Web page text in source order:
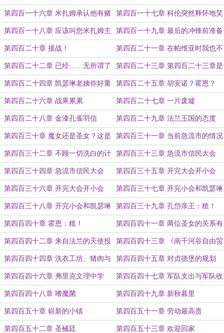
点不就行了
第四百一十六章 米扎姆承认他有赌
的成分
第四百一十七章 科伦突然释怀地笑
第四百一十八章 应该叫您米扎姆主
教
第四百一十九章 最后的冲锋前准备
第四百二十章 接战！ 第四百二十一章 在帕维亚时我也不
曾怕过
第四百二十二章 已经……无所谓了 第四百二十三章 第四百二十三章是
第四百二十三章！
第四百二十四章 凯瑟琳老姨你好重
啊
第四百二十五章 胡安诺？霍恩？
第四百二十六章 战果累累 第四百二十七章 一片废墟
第四百二十八章 金漆孔雀羽信 第四百二十九章 法兰王国的态度
第四百三十章 魔女还是圣女？这是
一个问题。
第四百三十一章 当前急流市的情况
第四百三十二章 不顾一切洗白的计
划真的很迷人
第四百三十三章 急流市信民大会
（上）
第四百三十四章 急流市信民大会
（下）（4k）
第四百三十五章 开完大会开小会
（上）
第四百三十六章 开完大会开小会
（下）
第四百三十七章 开完小会和凯瑟琳
幽会（上）
第四百三十八章 开完小会和凯瑟琳
幽会（下）
第四百三十九章 孔岱亲王：糙！
第四百四十章 霍恩：糙！ 第四百四十一章 两位圣女的关系有
点差啊
第四百四十二章 来自法兰的天使投
资
第四百四十三章 《南千河谷自由贸
易协定》
第四百四十四章 洗衣工坊、猪肉与
单肩披风
第四百四十五章 对贞德堡的规划
第四百四十六章 弗里克文理中学 第四百四十七章 军队支出与军队收
获
第四百四十八章 嗜魔菌 第四百四十九章 新秋暮里
第四百五十章 崭新的小镇 第四百五十一章 劳动最高贵
第四百五十二章 圣械廷 第四百五十三章 欢迎回家